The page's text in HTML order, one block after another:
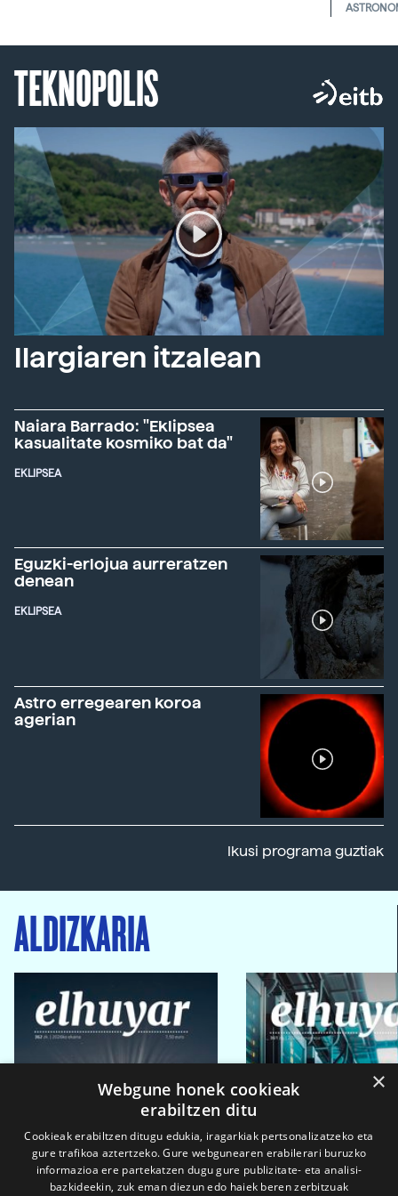
TEKNOPOLIS
Ilargiaren itzalean
Naiara Barrado: "Eklipsea
kasualitate kosmiko bat da"
EKLIPSEA
Eguzki-erlojua aurreratzen
denean
EKLIPSEA
Astro erregearen koroa
agerian
Ikusi programa guztiak
ALDIZKARIA
×
Webgune honek cookieak
erabiltzen ditu
Cookieak erabiltzen ditugu edukia, iragarkiak pertsonalizatzeko eta
gure trafikoa aztertzeko. Gure webgunearen erabilerari buruzko
informazioa ere partekatzen dugu gure publizitate- eta analisi-
bazkideekin, zuk eman diezun edo haiek beren zerbitzuak